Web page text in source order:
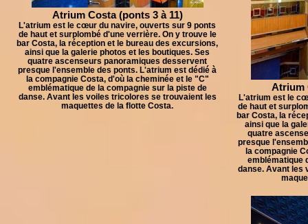
Atrium Costa (ponts 3 à 11)
L'atrium est le cœur du navire, ouverts sur 9 ponts
de haut et surplombé d'une verrière. On y trouve le
bar Costa, la réception et le bureau des excursions,
ainsi que la galerie photos et les boutiques. Ses
quatre ascenseurs panoramiques desservent
presque l'ensemble des ponts. L'atrium est dédié à
la compagnie Costa, d'où la cheminée et le "C"
emblématique de la compagnie sur la piste de
danse. Avant les voiles tricolores se trouvaient les
maquettes de la flotte Costa.
Atrium
L'atrium est le
de haut et
bar Costa, la
ainsi que la
quatre
presque
la compagnie
emblématique
danse. Avant les